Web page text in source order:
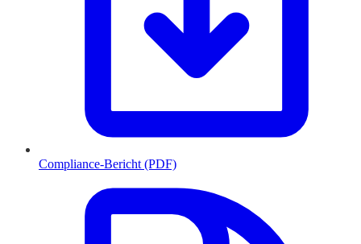
Compliance-Bericht (PDF)